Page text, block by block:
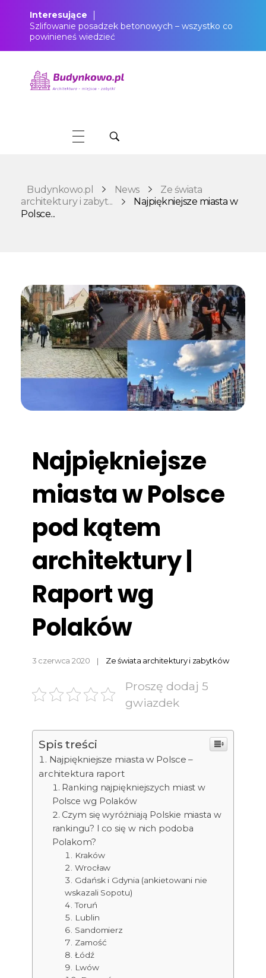
Interesujące
Szlifowanie posadzek betonowych – wszystko co
powinieneś wiedzieć
Budynkowo.pl News
Ze świata
architektury i zabyt...
Najpiękniejsze miasta w
Polsce...
Najpiękniejsze
miasta w Polsce
pod kątem
architektury |
Raport wg
Polaków
3 czerwca 2020 Ze świata architektury i zabytków
Proszę dodaj 5
gwiazdek
Spis treści
Najpiękniejsze miasta w Polsce –
architektura raport
Ranking najpiękniejszych miast w
Polsce wg Polaków
Czym się wyróżniają Polskie miasta w
rankingu? I co się w nich podoba
Polakom?
Kraków
Wrocław
Gdańsk i Gdynia (ankietowani nie
wskazali Sopotu)
Toruń
Lublin
Sandomierz
Zamość
Łódź
Lwów